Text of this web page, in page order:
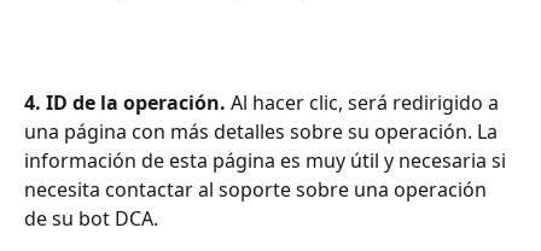
4. ID de la operación. Al hacer clic, será redirigido a
una página con más detalles sobre su operación. La
información de esta página es muy útil y necesaria si
necesita contactar al soporte sobre una operación
de su bot DCA.